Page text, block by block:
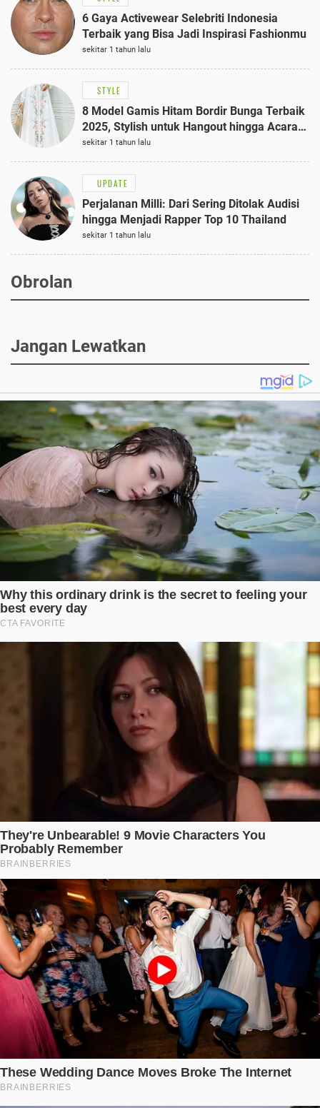
6 Gaya Activewear Selebriti Indonesia
Terbaik yang Bisa Jadi Inspirasi Fashionmu
sekitar 1 tahun lalu
STYLE
8 Model Gamis Hitam Bordir Bunga Terbaik
2025, Stylish untuk Hangout hingga Acara
Semi-Formal
sekitar 1 tahun lalu
UPDATE
Perjalanan Milli: Dari Sering Ditolak Audisi
hingga Menjadi Rapper Top 10 Thailand
sekitar 1 tahun lalu
Obrolan
Jangan Lewatkan